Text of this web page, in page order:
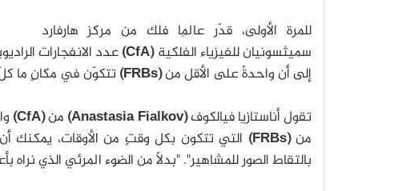
للمرة الأولى، قدّر عالِما فلك من مركز هارفارد
سميثسونيان للفيزياء الفلكية(CfA)
عدد الانفجارات
إلى أن واحدةً على الأقل من(FRBs)
تتكوّن في مكانٍ ما كلّ
تقول أناستازيا فيالكوف(Anastasia Fialkov) من(CfA)
من(FRBs)
التي تتكون بكل وقتٍ من الأوقات، يمكنك
بالتقاط الصور للمشاهير". "بدلًا من الضوء المرئي الذي